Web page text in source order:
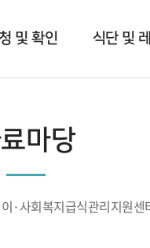
및 확인 식단 및
마당
·사회복지급식관리지원센